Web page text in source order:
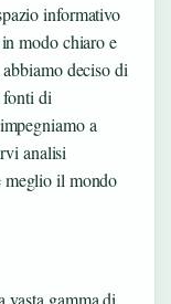
informativo
in modo chiaro e
deciso di
fonti di
a
analisi
meglio il mondo
vasta gamma di